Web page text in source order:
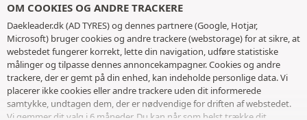
Oversat anmeldelse indsendt den 08.06.2026 af SYLVIE P
efter et købsoplevelse den 04.05.2026-Se original (fransk)
Rapport
Er det dæk du vil købe igen ? JA
OM COOKIES OG ANDRE TRACKERE
Daekleader.dk (AD TYRES) og dennes partnere (Google, Hotjar,
Microsoft) bruger cookies og andre trackere (webstorage) for at sikre, at
webstedet fungerer korrekt, lette din navigation, udføre statistiske
målinger og tilpasse dennes annoncekampagner. Cookies og andre
trackere, der er gemt på din enhed, kan indeholde personlige data. Vi
placerer ikke cookies eller andre trackere uden dit informerede
samtykke, undtagen dem, der er nødvendige for driften af ​​webstedet.
Vi gemmer dit valg i 6 måneder. Du kan når som helst trække dit